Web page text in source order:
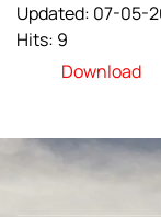
Updated: 07-05-
Hits: 9
Download